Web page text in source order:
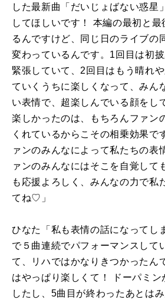
した最新曲「だいじょばない惑星
してほしいです！ 本編の最初と
るんですけど、同じ日のライブの
変わっているんです。1回目は初
緊張していて、2回目はもう晴れ
ていくうちに楽しくなって、みん
い表情で、超楽しんでいる顔をし
楽しかったのは、もちろんファン
くれているからこその相乗効果で
ァンのみんなによって私たちの表
ァンのみんなにはそこを自覚して
も応援よろしく、みんなの力で私
てね♡ 」
ひなた「私も表情の話になってし
で５曲連続でパフォーマンスして
て、リハではかなりきつかったん
はやっぱり楽しくて！ ドーパミン
したし、5曲目が終わったあとは